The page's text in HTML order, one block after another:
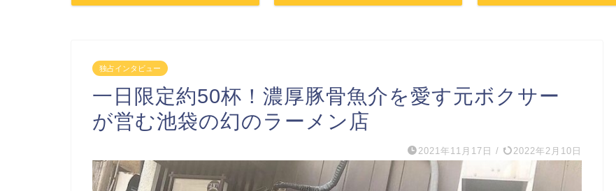
独占インタビュー
一日限定約50杯！濃厚豚骨魚介を愛す元ボクサー
が営む池袋の幻のラーメン店
2021年11月17日 / 2022年2月10日